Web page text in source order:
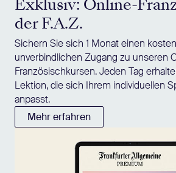
Exklusiv: Online-
der F.A.Z.
Sichern Sie sich 1 Monat einen
unverbindlichen Zugang zu unseren
Französischkursen. Jeden Tag
Lektion, die sich Ihrem individuellen
anpasst.
Mehr erfahren